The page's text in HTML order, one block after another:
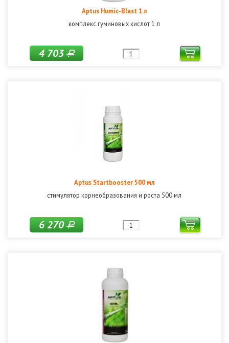
Aptus Humic-Blast 1 л
комплекс гуминовых кислот 1 л
4 703Р
Aptus Startbooster 500 мл
стимулятор корнеобразования и роста 500 мл
6 270Р